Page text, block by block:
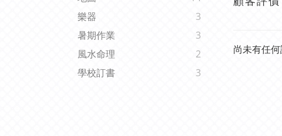
樂器
3
暑期作業
3
風水命理
2
學校訂書
3
尚未有任